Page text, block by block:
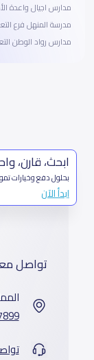
مدارس اجيال واعدة
مدرسة المنهل فرع التعاون
مدارس رواد الوطن
ابحث، قارن،
بحلول دفع وخيارات
ابدأ الآن
تواصل
7899 طريق الثمامة، حي الربيع،